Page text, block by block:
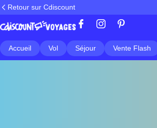
Retour sur Cdiscount
Accueil Vol Séjour Vente Flash